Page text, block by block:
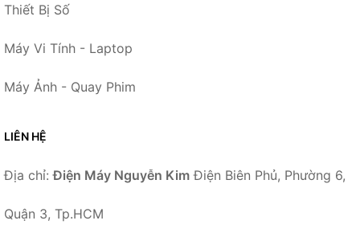
Thiết Bị Số
Máy Vi Tính - Laptop
Máy Ảnh - Quay Phim
LIÊN HỆ
Địa chỉ:Điện Máy Nguyễn Kim Điện Biên Phủ, Phường 6,
Quận 3, Tp.HCM